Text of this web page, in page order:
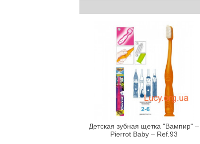
Детская зубная щетка "Вампир" –
Pierrot Baby – Ref.93